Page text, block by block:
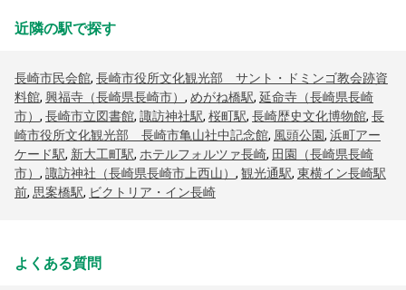
近隣の駅で探す
長崎市民会館, 長崎市役所文化観光部 サント・ドミンゴ教会跡資
料館, 興福寺（長崎県長崎市） , めがね橋駅, 延命寺（長崎県長崎
市） , 長崎市立図書館, 諏訪神社駅, 桜町駅, 長崎歴史文化博物館, 長
崎市役所文化観光部 長崎市亀山社中記念館, 風頭公園, 浜町アー
ケード駅, 新大工町駅, ホテルフォルツァ長崎, 田園（長崎県長崎
市） , 諏訪神社（長崎県長崎市上西山） , 観光通駅, 東横イン長崎駅
前, 思案橋駅, ビクトリア・イン長崎
よくある質問